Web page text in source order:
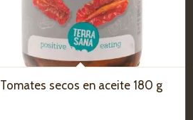
Tomates secos en aceite 180 g